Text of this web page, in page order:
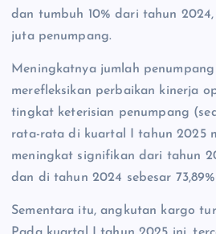
dan tumbuh 10% dari tahun
juta penumpang.
Meningkatnya jumlah
merefleksikan perbaikan kinerja
tingkat keterisian penumpang
rata-rata di kuartal I tahun 2025
meningkat signifikan dari tahun
dan di tahun 2024 sebesar
Sementara itu, angkutan kargo